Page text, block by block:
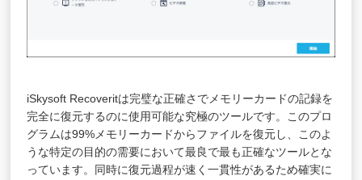
iSkysoft Recoveritは完璧な正確さでメモリーカードの記録を
完全に復元するのに使用可能な究極のツールです。このプロ
グラムは99%メモリーカードからファイルを復元し、このよ
うな特定の目的の需要において最良で最も正確なツールとな
っています。同時に復元過程が速く一貫性があるため確実に